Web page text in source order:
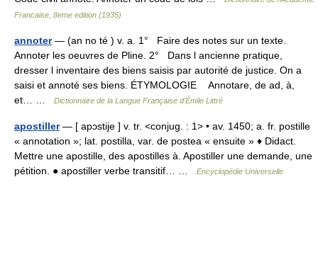
Francaise, 8eme edition (1935)
annoter— (an no té ) v. a. 1° Faire des notes sur un texte.
Annoter les oeuvres de Pline. 2° Dans l ancienne pratique,
dresser l inventaire des biens saisis par autorité de justice. On a
saisi et annoté ses biens. ÉTYMOLOGIE Annotare, de ad, à,
et… …
Dictionnaire de la Langue Française d'Émile Littré
apostiller— [ apɔstije ] v. tr. <conjug. : 1> • av. 1450; a. fr. postille
« annotation »; lat. postilla, var. de postea « ensuite » ♦ Didact.
Mettre une apostille, des apostilles à. Apostiller une demande, une
pétition. ● apostiller verbe transitif… …
Encyclopédie Universelle